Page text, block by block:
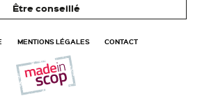
Être conseillé
MENTIONS LÉGALES CONTACT